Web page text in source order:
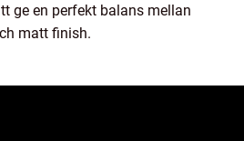
ge en perfekt balans mellan
matt finish.